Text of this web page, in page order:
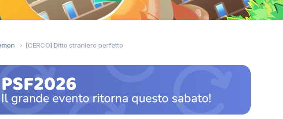
[CERCO] Ditto straniero perfetto